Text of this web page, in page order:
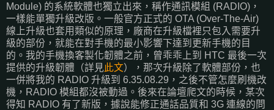
Module) 的系統軟體也獨立出來，稱作通訊模組 (RADIO)，
一樣能單獨升級改版。一般官方正式的 OTA (Over-The-Air)
線上升級也套用類似的原理，廠商在升級檔裡只包入需要升
級的部份，就能在對手機的最小影響下達到更新手機的目
的。我的手機換客製化韌體之前，曾乖乖上到 HTC 最後一次
提供的升級韌體（詳見此文），那次升級除了軟體部份，也
一併將我的 RADIO 升級到 6.35.08.29，之後不管怎麼刷機改
機，RADIO 模組都沒被動過。後來在論壇爬文的時候，某次
得知 RADIO 有了新版，據說能修正通話品質和 3G 連線的問